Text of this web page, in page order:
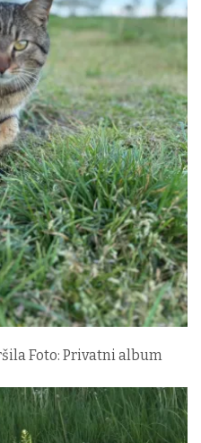
Foto: Privatni album